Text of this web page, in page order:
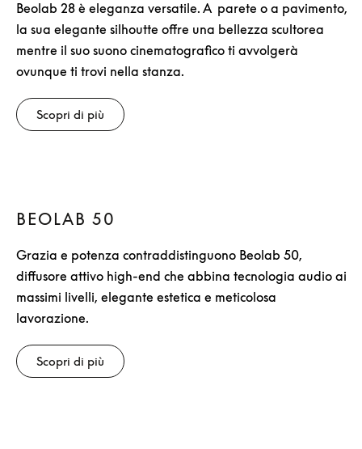
Beolab 28 è eleganza versatile. A parete o a pavimento,
la sua elegante silhoutte offre una bellezza scultorea
mentre il suo suono cinematografico ti avvolgerà
ovunque ti trovi nella stanza.
Scopri di più
BEOLAB 50
Grazia e potenza contraddistinguono Beolab 50,
diffusore attivo high-end che abbina tecnologia audio ai
massimi livelli, elegante estetica e meticolosa
lavorazione.
Scopri di più